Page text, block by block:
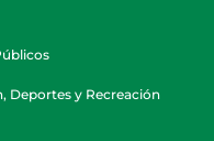
Deportes y Recreación